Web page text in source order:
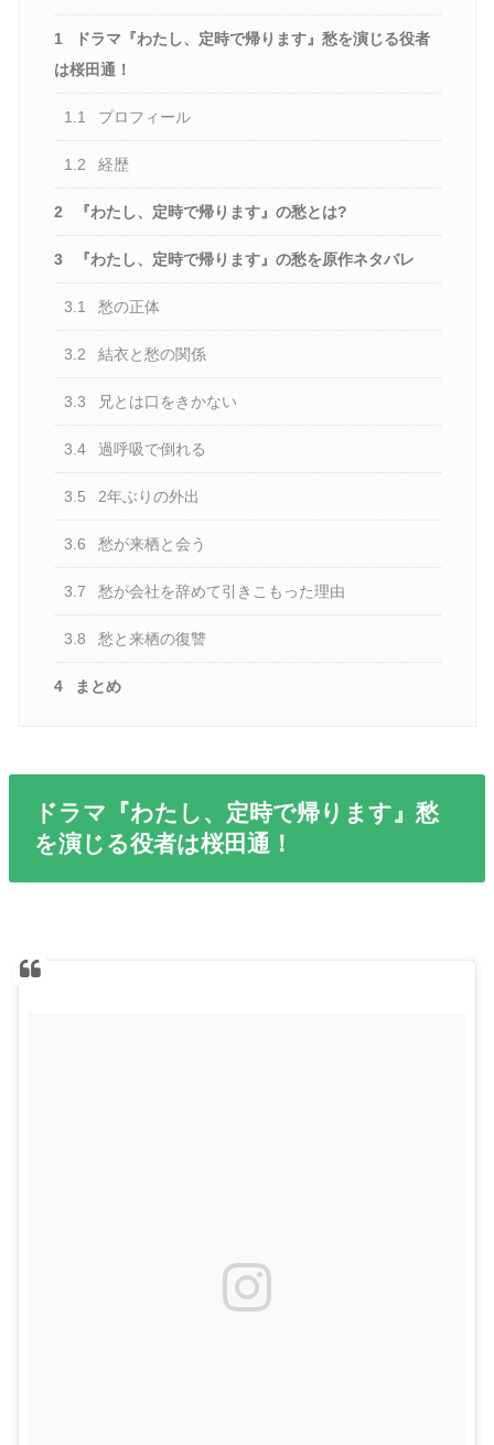
1
ドラマ『わたし、定時で帰ります』愁を演じる役者
は桜田通！
1.1 プロフィール
1.2 経歴
2 『わたし、定時で帰ります』の愁とは?
3 『わたし、定時で帰ります』の愁を原作ネタバレ
3.1 愁の正体
3.2 結衣と愁の関係
3.3 兄とは口をきかない
3.4 過呼吸で倒れる
3.5 2年ぶりの外出
3.6 愁が来栖と会う
3.7 愁が会社を辞めて引きこもった理由
3.8 愁と来栖の復讐
4 まとめ
ドラマ『わたし、定時で帰ります』愁
を演じる役者は桜田通！